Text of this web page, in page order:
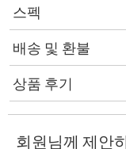
스펙
배송 및 환불
상품 후기
회원님께 제안